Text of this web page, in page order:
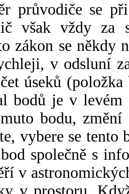
průvodiče se
však vždy za
zákon se někdy
v odsluní
úseků
bodů je v
bodu,
vybere se tento
společně s
v